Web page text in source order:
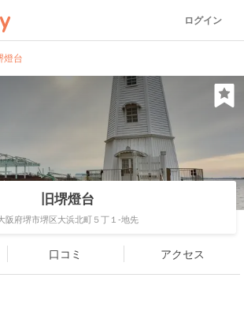
ログイン
燈台
旧堺燈台
阪府堺市堺区大浜北町５丁１-地先
口コミ アクセス